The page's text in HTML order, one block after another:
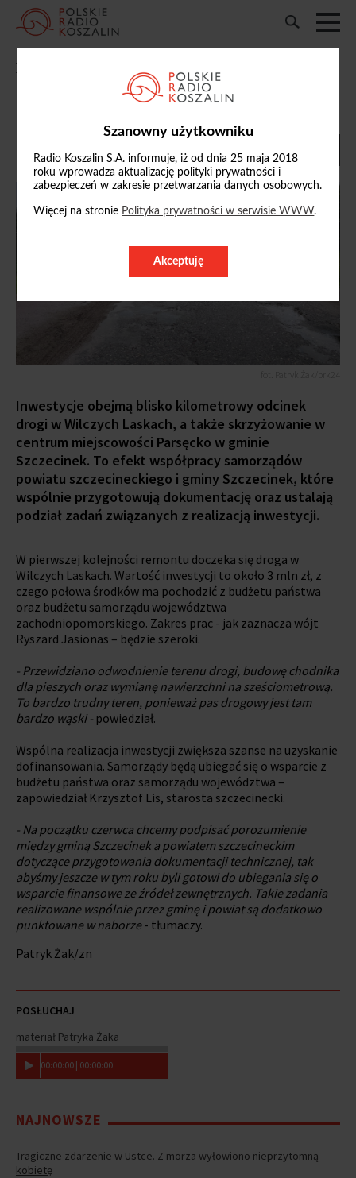
Szanowny użytkowniku
Radio Koszalin S.A. informuje, iż od dnia 25 maja 2018
roku wprowadza aktualizację polityki prywatności i
zabezpieczeń w zakresie przetwarzania danych osobowych.
Więcej na stronie Polityka prywatności w serwisie WWW.
Akceptuję
Drogi powiatowe w Wilczych Laskach
oraz Parsęcku zostaną wyremontowane
Inwestycje obejmą blisko kilometrowy odcinek
drogi w Wilczych Laskach, a także skrzyżowanie w
centrum miejscowości Parsęcko w gminie
Szczecinek. To efekt współpracy samorządów
powiatu szczecineckiego i gminy Szczecinek, które
wspólnie przygotowują dokumentację oraz ustalają
podział zadań związanych z realizacją inwestycji.
W pierwszej kolejności remontu doczeka się droga w
Wilczych Laskach. Wartość inwestycji to około 3 mln zł, z
czego połowa środków ma pochodzić z budżetu państwa
oraz budżetu samorządu województwa
zachodniopomorskiego. Zakres prac - jak zaznacza wójt
Ryszard Jasionas – będzie szeroki.
- Przewidziano odwodnienie terenu drogi, budowę chodnika
dla pieszych oraz wymianę nawierzchni na sześciometrową.
To bardzo trudny teren, ponieważ pas drogowy jest tam
bardzo wąski - powiedział.
Wspólna realizacja inwestycji zwiększa szanse na uzyskanie
dofinansowania. Samorządy będą ubiegać się o wsparcie z
budżetu państwa oraz samorządu województwa –
zapowiedział Krzysztof Lis, starosta szczecinecki.
- Na początku czerwca chcemy podpisać porozumienie
między gminą Szczecinek a powiatem szczecineckim
dotyczące przygotowania dokumentacji technicznej, tak
abyśmy jeszcze w tym roku byli gotowi do ubiegania się o
wsparcie finansowe ze źródeł zewnętrznych. Takie zadania
realizowane wspólnie przez gminę i powiat są dodatkowo
punktowane w naborze- tłumaczy.
Patryk Żak/zn
POSŁUCHAJ
materiał Patryka Żaka
00:00:00 | 00:00:00
NAJNOWSZE
Tragiczne zdarzenie w Ustce. Z morza wyłowiono nieprzytomną
kobietę